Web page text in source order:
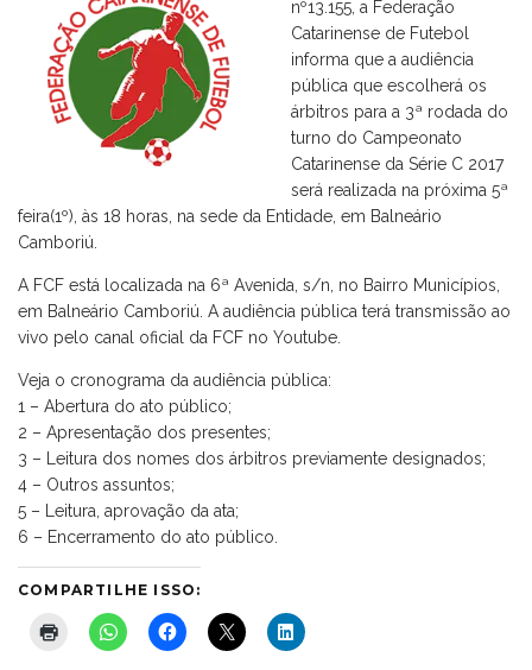
nº13.155, a Federação
Catarinense de Futebol
informa que a audiência
pública que escolherá os
árbitros para a 3ª rodada do
turno do Campeonato
Catarinense da Série C 2017
será realizada na próxima 5ª
feira(1º), às 18 horas, na sede da Entidade, em Balneário
Camboriú.
A FCF está localizada na 6ª Avenida, s/n, no Bairro Municípios,
em Balneário Camboriú. A audiência pública terá transmissão ao
vivo pelo canal oficial da FCF no Youtube.
Veja o cronograma da audiência pública:
1 – Abertura do ato público;
2 – Apresentação dos presentes;
3 – Leitura dos nomes dos árbitros previamente designados;
4 – Outros assuntos;
5 – Leitura, aprovação da ata;
6 – Encerramento do ato público.
COMPARTILHE ISSO: